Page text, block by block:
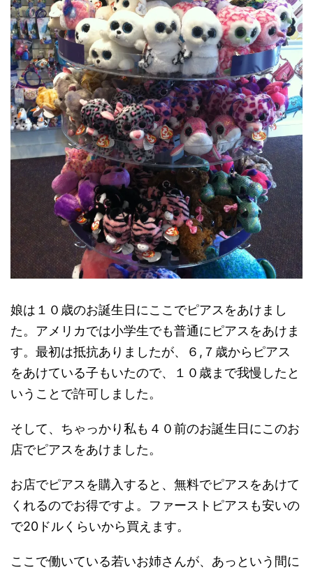
娘は１０歳のお誕生日にここでピアスをあけまし
た。アメリカでは小学生でも普通にピアスをあけま
す。最初は抵抗ありましたが、６,７歳からピアス
をあけている子もいたので、１０歳まで我慢したと
いうことで許可しました。
そして、ちゃっかり私も４０前のお誕生日にこのお
店でピアスをあけました。
お店でピアスを購入すると、無料でピアスをあけて
くれるのでお得ですよ。ファーストピアスも安いの
で20ドルくらいから買えます。
ここで働いている若いお姉さんが、あっという間に